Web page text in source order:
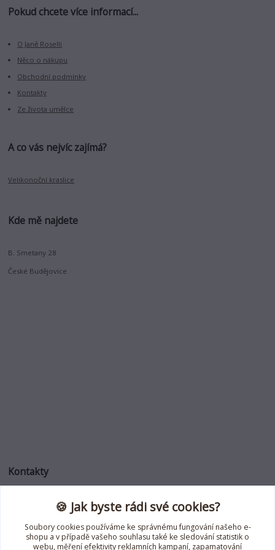
Pokud chcete více informací...
O Janě Roselli
Něco o nákupu
Obchodní podmínky
Kontakty
Ze života umělce
A co vás nejvíc zajímá?
Velikonoční kraslice
Kde mě najdete
B. Smetany 28
České Budějovice
Kontakty
Jana Roselli
+420 739 353 708
(Po-Pá, 8-18 hod.)
🍪 Jak byste rádi své cookies?
Soubory cookies používáme ke správnému fungování našeho e-
shopu a v případě vašeho souhlasu také ke sledování statistik o
webu, měření efektivity reklamních kampaní, zapamatování